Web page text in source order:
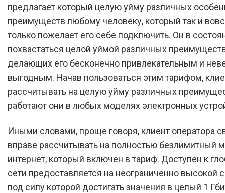
предлагает который целую уйму различных
преимуществ любому человеку, который так и
только пожелает его себе подключить. Он в
похвастаться целой уймой различных
делающих его бесконечно привлекательным и
выгодным. Начав пользоваться этим тарифом,
рассчитывать на целую уйму различных
работают они в любых моделях электронных
Иными словами, проще говоря, клиент оператора
вправе рассчитывать на полностью безлимитный
интернет, который включен в тариф. Доступен к
сети предоставляется на неограниченно высокой
под силу которой достигать значения в целый 1